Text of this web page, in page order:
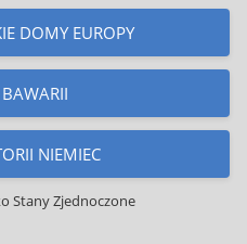
DOMY EUROPY
NIEMIEC
Stany Zjednoczone